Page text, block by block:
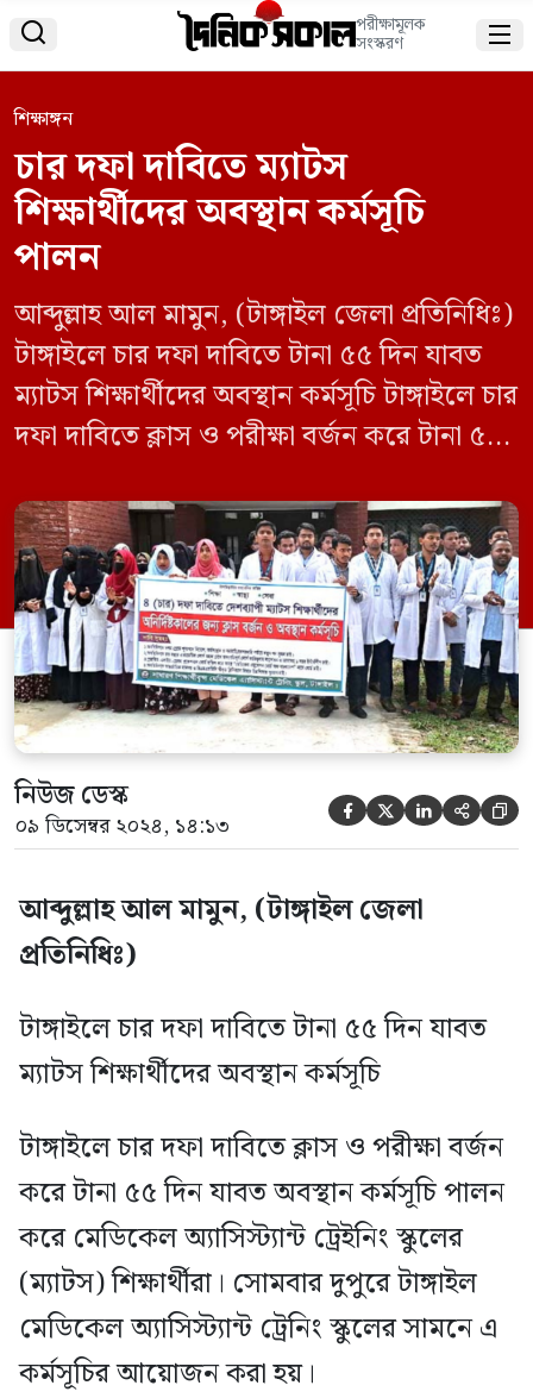
 পরীক্ষামূলক
সংস্করণ 
শিক্ষাঙ্গন
চার দফা দাবিতে ম্যাটস
শিক্ষার্থীদের অবস্থান কর্মসূচি
পালন
আব্দুল্লাহ আল মামুন, (টাঙ্গাইল জেলা প্রতিনিধিঃ)
টাঙ্গাইলে চার দফা দাবিতে টানা ৫৫ দিন যাবত
ম্যাটস শিক্ষার্থীদের অবস্থান কর্মসূচি টাঙ্গাইলে চার
দফা দাবিতে ক্লাস ও পরীক্ষা বর্জন করে টানা ৫৫
মেডিকেল অ্যাসিস্ট্যান্ট ট্রেইনিং স্কুলের (ম্যাটস)
শিক্ষার্থীরা। সোমবার দুপুরে টাঙ্গাইল মেডিকেল
অ্যাসিস্ট্যান্ট ট্রেনিং স্কুলের সামনে এ কর্মসূচির
আয়োজন করা হয়। এ […]
নিউজ ডেস্ক
০৯ ডিসেম্বর ২০২৪, ১৪:১৩     
আব্দুল্লাহ আল মামুন, (টাঙ্গাইল জেলা
প্রতিনিধিঃ)
টাঙ্গাইলে চার দফা দাবিতে টানা ৫৫ দিন যাবত
ম্যাটস শিক্ষার্থীদের অবস্থান কর্মসূচি
টাঙ্গাইলে চার দফা দাবিতে ক্লাস ও পরীক্ষা বর্জন
করে টানা ৫৫ দিন যাবত অবস্থান কর্মসূচি পালন
করে মেডিকেল অ্যাসিস্ট্যান্ট ট্রেইনিং স্কুলের
(ম্যাটস) শিক্ষার্থীরা। সোমবার দুপুরে টাঙ্গাইল
মেডিকেল অ্যাসিস্ট্যান্ট ট্রেনিং স্কুলের সামনে এ
কর্মসূচির আয়োজন করা হয়।